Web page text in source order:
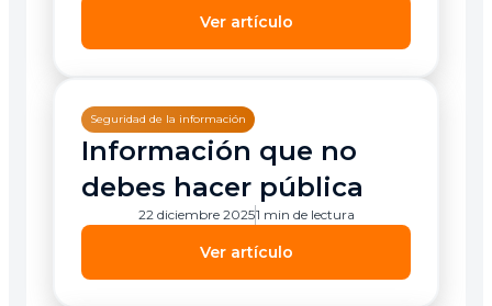
Ver artículo
Seguridad de la información
Información que no
debes hacer pública
Ver artículo
22 diciembre 20251 min de lectura